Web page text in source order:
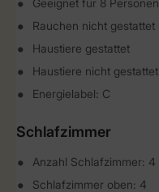
Geeignet für 8 Personen
Rauchen nicht gestattet
Haustiere gestattet
Haustiere nicht gestattet
Energielabel: C
Schlafzimmer
Anzahl Schlafzimmer: 4
Schlafzimmer oben: 4